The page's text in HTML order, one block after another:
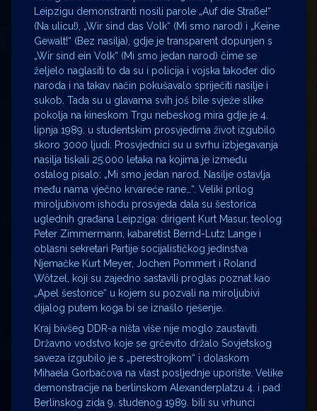
Leipzigu demonstranti nosili parole „Auf die Straße!“
(Na ulicu!), „Wir sind das Volk“ (Mi smo narod) i „Keine
Gewalt!“ (Bez nasilja), gdje je transparent dopunjen s
„Wir sind ein Volk“ (Mi smo jedan narod) čime se
željelo naglasiti to da su i policija i vojska također dio
naroda i na takav način pokušavalo spriječiti nasilje i
sukob. Tada su u glavama svih još bile svježe slike
pokolja na kineskom Trgu nebeskog mira gdje je 4.
lipnja 1989. u studentskim prosvjedima život izgubilo
skoro 3000 ljudi. Prosvjednici su u svrhu izbjegavanja
nasilja tiskali 25.000 letaka na kojima je između
ostalog pisalo: „Mi smo jedan narod. Nasilje ostavlja
među nama vječno krvareće rane…“. Veliki prilog
miroljubivom ishodu prosvjeda dala su šestorica
uglednih građana Leipziga: dirigent Kurt Masur, teolog
Peter Zimmermann, kabaretist Bernd-Lutz Lange i
oblasni sekretari Partije socijalističkog jedinstva
Njemačke Kurt Meyer, Jochen Pommert i Roland
Wötzel, koji su zajedno sastavili proglas poznat kao
„Apel šestorice“ u kojem su pozvali na miroljubivi
dijalog putem koga bi se iznašlo rješenje.
Kraj bivšeg DDR-a ništa više nije moglo zaustaviti.
Državno vodstvo koje se grčevito držalo Sovjetskog
saveza izgubilo je s „perestrojkom“ i dolaskom
Mihaela Gorbačova na vlast posljednje uporište. Velike
demonstracije na berlinskom Alexanderplatzu 4. i pad
Berlinskog zida 9. studenog 1989. bili su vrhunci